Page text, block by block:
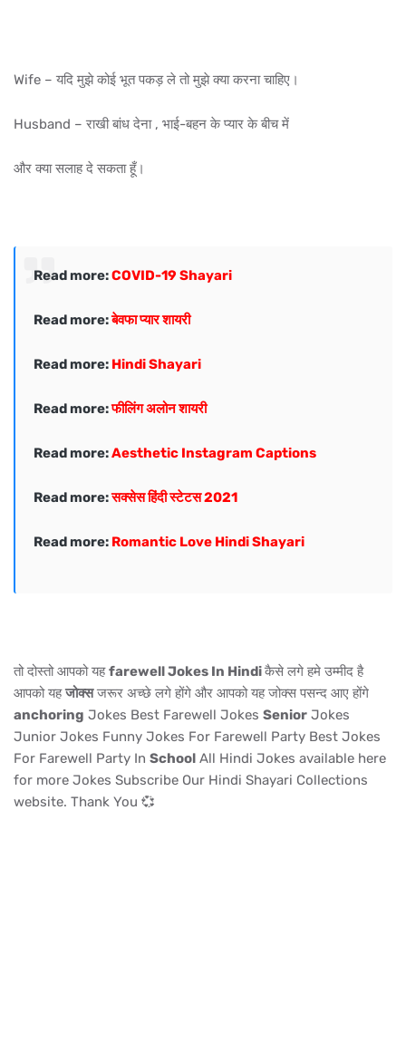
Wife – यदि मुझे कोई भूत पकड़ ले तो मुझे क्या करना चाहिए।
Husband – राखी बांध देना , भाई-बहन के प्यार के बीच में
और क्या सलाह दे सकता हूँ।
Read more:COVID-19 Shayari
Read more:बेवफा प्यार शायरी
Read more: Hindi Shayari
Read more:फीलिंग अलोन शायरी
Read more:Aesthetic Instagram Captions
Read more:सक्सेस हिंदी स्टेटस 2021
Read more: Romantic Love Hindi Shayari
तो दोस्तो आपको यहfarewell Jokes In Hindiकैसे लगे हमे उम्मीद है
आपको यहजोक्सजरूर अच्छे लगे होंगे और आपको यह जोक्स पसन्द आए होंगे
anchoring Jokes Best Farewell Jokes Senior Jokes
Junior Jokes Funny Jokes For Farewell Party Best Jokes
For Farewell Party In School All Hindi Jokes available here
for more Jokes Subscribe Our Hindi Shayari Collections
website. Thank You 💞